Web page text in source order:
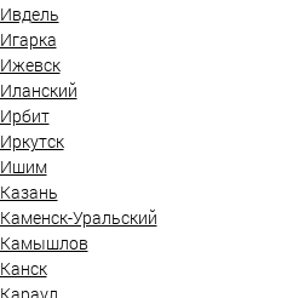
Ивдель
Игарка
Ижевск
Иланский
Ирбит
Иркутск
Ишим
Казань
Каменск-Уральский
Камышлов
Канск
Караул